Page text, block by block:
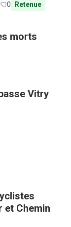
0 Retenue
morts
Vitry
et Chemin